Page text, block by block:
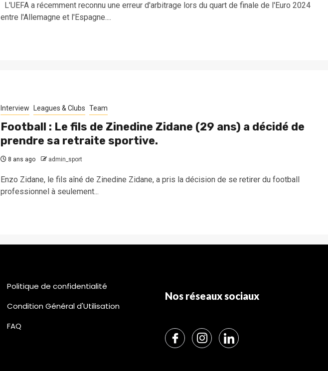
L'UEFA a récemment reconnu une erreur d'arbitrage lors du quart de finale de l'Euro 2024
entre l'Allemagne et l'Espagne....
Interview Leagues & Clubs Team
Football : Le fils de Zinedine Zidane (29 ans) a décidé de
prendre sa retraite sportive.
8 ans ago admin_sport
Enzo Zidane, le fils aîné de Zinedine Zidane, a pris la décision de se retirer du football
professionnel à seulement...
Politique de confidentialité
Condition Général d'Utilisation
FAQ
Nos réseaux sociaux